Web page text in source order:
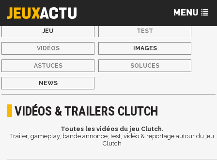
JEU TEST
VIDÉOS IMAGES
ASTUCES SOLUCES
NEWS
VIDÉOS & TRAILERS CLUTCH
Toutes les vidéos du jeu Clutch.
Trailer, gameplay, bande annonce, test, vidéo & reportage autour du jeu
Clutch